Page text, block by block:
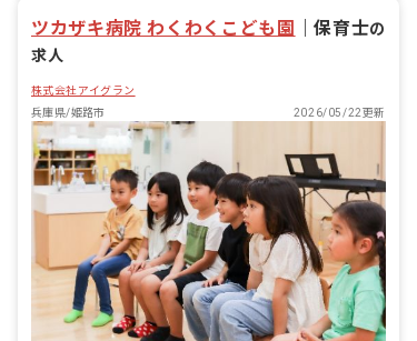
ツカザキ病院 わくわくこども園 ｜保育士の
求人
株式会社アイグラン
兵庫県/姫路市
2026/05/22更新